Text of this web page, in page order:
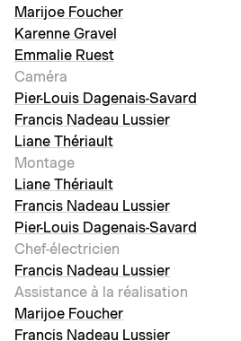
Marijoe Foucher
Karenne Gravel
Emmalie Ruest
Caméra
Pier-Louis Dagenais-Savard
Francis Nadeau Lussier
Liane Thériault
Montage
Liane Thériault
Francis Nadeau Lussier
Pier-Louis Dagenais-Savard
Chef-électricien
Francis Nadeau Lussier
Assistance à la réalisation
Marijoe Foucher
Francis Nadeau Lussier